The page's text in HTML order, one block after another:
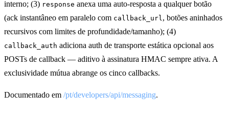
interno; (3) response anexa uma auto-resposta a qualquer botão
(ack instantâneo em paralelo com callback_url , botões aninhados
recursivos com limites de profundidade/tamanho); (4)
callback_auth adiciona auth de transporte estática opcional aos
POSTs de callback — aditivo à assinatura HMAC sempre ativa. A
exclusividade mútua abrange os cinco callbacks.
Documentado em /pt/developers/api/messaging.